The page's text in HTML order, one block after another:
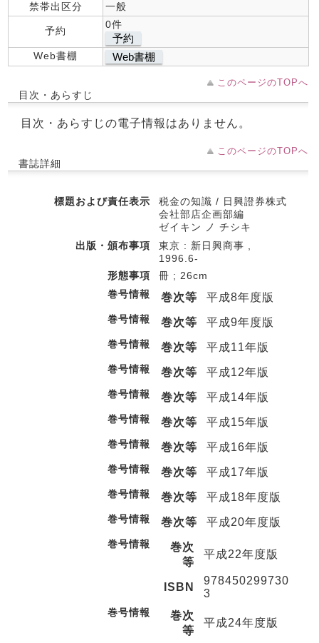
禁帯出区分
一般
予約
0件
予約
Web書棚 Web書棚
このページのTOPへ
目次・あらすじ
目次・あらすじの電子情報はありません。
このページのTOPへ
書誌詳細
標題および責任表示
税金の知識 / 日興證券株式
会社部店企画部編
ゼイキン ノ チシキ
出版・頒布事項
東京 : 新日興商事 ,
1996.6-
形態事項
冊 ; 26cm
巻号情報
巻次等 平成8年度版
巻号情報 巻次等 平成9年度版
巻号情報 巻次等 平成11年版
巻号情報 巻次等 平成12年版
巻号情報 巻次等 平成14年版
巻号情報 巻次等 平成15年版
巻号情報 巻次等 平成16年版
巻号情報 巻次等 平成17年版
巻号情報 巻次等 平成18年度版
巻号情報 巻次等 平成20年度版
巻号情報
巻次
等
平成22年度版
ISBN
978450299730
3
巻号情報
巻次
等
平成24年度版